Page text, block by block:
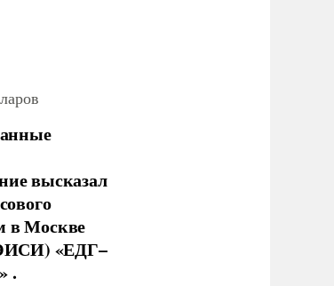
высказал
в Москве
«ЕДГ–
.